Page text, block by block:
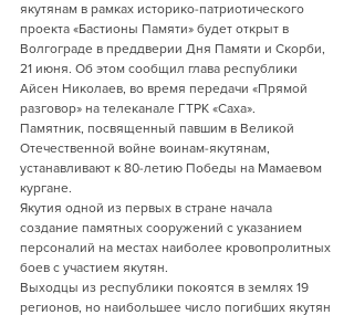
якутянам в рамках историко-патриотического
проекта «Бастионы Памяти» будет открыт в
Волгограде в преддверии Дня Памяти и Скорби,
21 июня. Об этом сообщил глава республики
Айсен Николаев, во время передачи «Прямой
разговор» на телеканале ГТРК «Саха».
Памятник, посвященный павшим в Великой
Отечественной войне воинам-якутянам,
устанавливают к 80-летию Победы на Мамаевом
кургане.
Якутия одной из первых в стране начала
создание памятных сооружений с указанием
персоналий на местах наиболее кровопролитных
боев с участием якутян.
Выходцы из республики покоятся в землях 19
регионов, но наибольшее число погибших якутян